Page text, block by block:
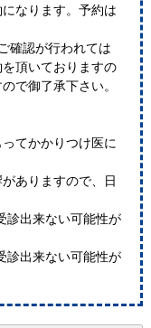
なります。予約は
確認が行われては
頂いておりますの
で御了承下さい。
てかかりつけ医に
ありますので、日
診出来ない可能性が
診出来ない可能性が